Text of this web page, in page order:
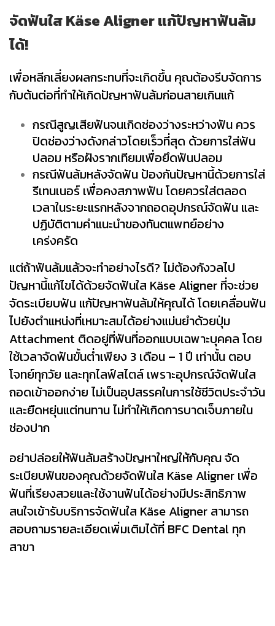
จัดฟันใส Käse Aligner แก้ปัญหาฟันล้ม
ได้!
เพื่อหลีกเลี่ยงผลกระทบที่จะเกิดขึ้น คุณต้องรีบจัดการ
กับต้นต่อที่ทำให้เกิดปัญหาฟันล้มก่อนสายเกินแก้
กรณีสูญเสียฟันจนเกิดช่องว่างระหว่างฟัน ควร
ปิดช่องว่างดังกล่าวโดยเร็วที่สุด ด้วยการใส่ฟัน
ปลอม หรือฝังรากเทียมเพื่อยึดฟันปลอม
กรณีฟันล้มหลังจัดฟัน ป้องกันปัญหานี้ด้วยการใส่
รีเทนเนอร์ เพื่อคงสภาพฟัน โดยควรใส่ตลอด
เวลาในระยะแรกหลังจากถอดอุปกรณ์จัดฟัน และ
ปฏิบัติตามคำแนะนำของทันตแพทย์อย่าง
เคร่งครัด
แต่ถ้าฟันล้มแล้วจะทำอย่างไรดี? ไม่ต้องกังวลไป
ปัญหานี้แก้ไขได้ด้วยจัดฟันใส Käse Aligner ที่จะช่วย
จัดระเบียบฟัน แก้ปัญหาฟันล้มให้คุณได้ โดยเคลื่อนฟัน
ไปยังตำแหน่งที่เหมาะสมได้อย่างแม่นยำด้วยปุ่ม
Attachment ติดอยู่ที่ฟันที่ออกแบบเฉพาะบุคคล โดย
ใช้เวลาจัดฟันขั้นต่ำเพียง 3 เดือน – 1 ปี เท่านั้น ตอบ
โจทย์ทุกวัย และทุกไลฟ์สไตล์ เพราะอุปกรณ์จัดฟันใส
ถอดเข้าออกง่าย ไม่เป็นอุปสรรคในการใช้ชีวิตประจำวัน
และยืดหยุ่นแต่ทนทาน ไม่ทำให้เกิดการบาดเจ็บภายใน
ช่องปาก
อย่าปล่อยให้ฟันล้มสร้างปัญหาใหญ่ให้กับคุณ จัด
ระเบียบฟันของคุณด้วยจัดฟันใส Käse Aligner เพื่อ
ฟันที่เรียงสวยและใช้งานฟันได้อย่างมีประสิทธิภาพ
สนใจเข้ารับบริการจัดฟันใส Käse Aligner สามารถ
สอบถามรายละเอียดเพิ่มเติมได้ที่ BFC Dental ทุก
สาขา